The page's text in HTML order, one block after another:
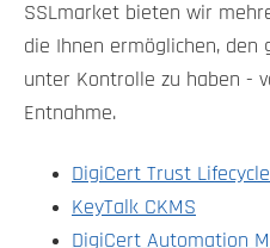
SSLmarket bieten wir
die Ihnen ermöglichen,
unter Kontrolle zu haben -
Entnahme.
DigiCert Trust
KeyTalk CKMS
DigiCert Automation